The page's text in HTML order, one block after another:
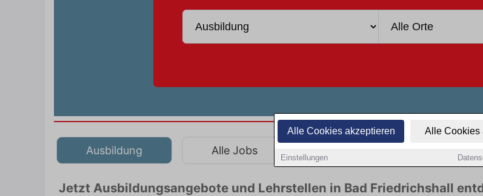
Alle Cookies akzeptieren Alle Cookies
Einstellungen
Ausbildung Alle Jobs
Jetzt Ausbildungsangebote und Lehrstellen in Bad Friedrichshall